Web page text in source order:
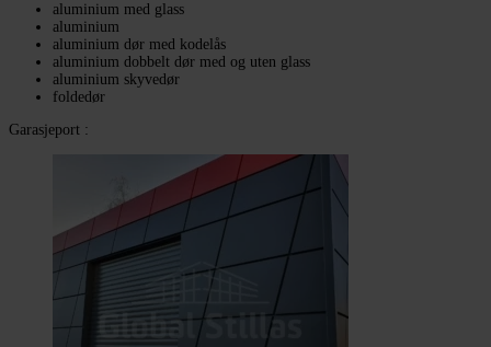
aluminium med glass
aluminium
aluminium dør med kodelås
aluminium dobbelt dør med og uten glass
aluminium skyvedør
foldedør
Garasjeport :